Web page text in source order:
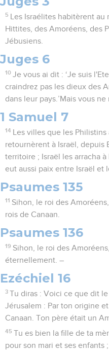
5
Les Israélites habitèrent
Hittites, des Amoréens, des
Jébusiens.
Juges 6
10 Je vous ai dit : ‘Je suis
craindrez pas les dieux des
dans leur pays.’Mais vous
1 Samuel 7
14
Les villes que les
retournèrent à Israël, depuis
territoire ; Israël les arracha
eut aussi paix entre Israël et
Psaumes 135
11 Sihon, le roi des
rois de Canaan.
Psaumes 136
19 Sihon, le roi des
éternellement. –
Ezéchiel 16
3 Tu diras : Voici ce que dit
Jérusalem : Par ton origine
Canaan. Ton père était un
45 Tu es bien la fille de ta
pour son mari et ses